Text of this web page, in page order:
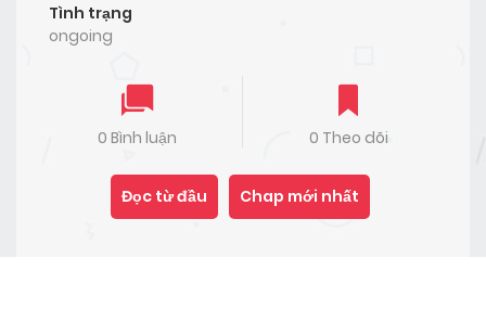
Tình trạng
ongoing
0 Bình luận 0 Theo dõi
Đọc từ đầu Chap mới nhất